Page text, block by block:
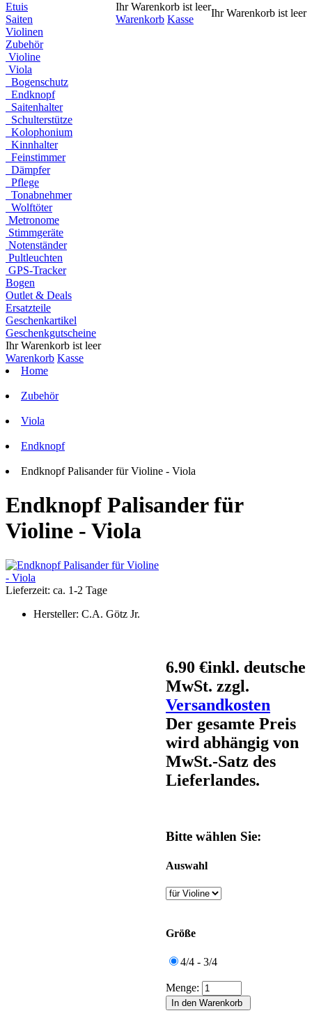
Ihr Warenkorb ist leer
Warenkorb Kasse
Ihr Warenkorb ist leer
Etuis
Saiten
Violinen
Zubehör
Violine
Viola
Bogenschutz
Endknopf
Saitenhalter
Schulterstütze
Kolophonium
Kinnhalter
Feinstimmer
Dämpfer
Pflege
Tonabnehmer
Wolftöter
Metronome
Stimmgeräte
Notenständer
Pultleuchten
GPS-Tracker
Bogen
Outlet & Deals
Ersatzteile
Geschenkartikel
Geschenkgutscheine
Ihr Warenkorb ist leer
Warenkorb Kasse
Home
Zubehör
Viola
Endknopf
Endknopf Palisander für Violine - Viola
Endknopf Palisander für
Violine - Viola
Lieferzeit: ca. 1-2 Tage
Hersteller: C.A. Götz Jr.
6.90 €inkl. deutsche
MwSt. zzgl.
Versandkosten
Der gesamte Preis
wird abhängig von
MwSt.-Satz des
Lieferlandes.
Bitte wählen Sie:
Auswahl
Größe
4/4 - 3/4
Menge: